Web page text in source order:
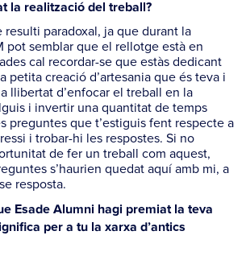
la realització del treball?
resulti paradoxal, ja que durant la
pot semblar que el rellotge està en
cal recordar-se que estàs dedicant
petita creació d’artesania que és teva i
llibertat d’enfocar el treball en la
i invertir una quantitat de temps
preguntes que t’estiguis fent respecte a
i trobar-hi les respostes. Si no
de fer un treball com aquest,
s’haurien quedat aquí amb mi, a
resposta.
Esade Alumni hagi premiat la teva
per a tu la xarxa d’antics